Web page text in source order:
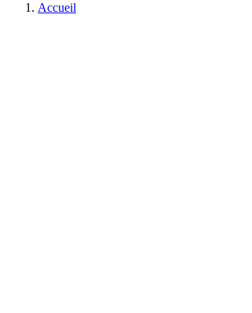
Accueil